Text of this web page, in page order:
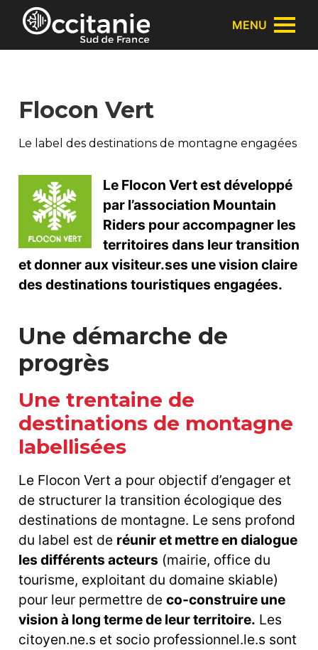
Panneau de gestion des cookies
MENU
Flocon Vert
Le label des destinations de montagne engagées
Le Flocon Vert est développé
par l’association Mountain
Riders pour accompagner les
territoires dans leur transition
et donner aux visiteur.ses une vision claire
des destinations touristiques engagées.
Une démarche de
progrès
Une trentaine de
destinations de montagne
labellisées
Le Flocon Vert a pour objectif d’engager et
de structurer la transition écologique des
destinations de montagne. Le sens profond
du label est de réunir et mettre en dialogue
les différents acteurs (mairie, office du
tourisme, exploitant du domaine skiable)
pour leur permettre de co-construire une
vision à long terme de leur territoire. Les
citoyen.ne.s et socio professionnel.le.s sont